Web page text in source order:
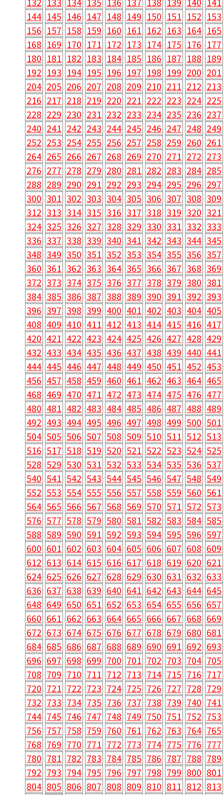
144 145 146 147 148 149 150 151 152 153
156 157 158 159 160 161 162 163 164 165
168 169 170 171 172 173 174 175 176 177
180 181 182 183 184 185 186 187 188 189
192 193 194 195 196 197 198 199 200 201
204 205 206 207 208 209 210 211 212 213
216 217 218 219 220 221 222 223 224 225
228 229 230 231 232 233 234 235 236 237
240 241 242 243 244 245 246 247 248 249
252 253 254 255 256 257 258 259 260 261
264 265 266 267 268 269 270 271 272 273
276 277 278 279 280 281 282 283 284 285
288 289 290 291 292 293 294 295 296 297
300 301 302 303 304 305 306 307 308 309
312 313 314 315 316 317 318 319 320 321
324 325 326 327 328 329 330 331 332 333
336 337 338 339 340 341 342 343 344 345
348 349 350 351 352 353 354 355 356 357
360 361 362 363 364 365 366 367 368 369
372 373 374 375 376 377 378 379 380 381
384 385 386 387 388 389 390 391 392 393
396 397 398 399 400 401 402 403 404 405
408 409 410 411 412 413 414 415 416 417
420 421 422 423 424 425 426 427 428 429
432 433 434 435 436 437 438 439 440 441
444 445 446 447 448 449 450 451 452 453
456 457 458 459 460 461 462 463 464 465
468 469 470 471 472 473 474 475 476 477
480 481 482 483 484 485 486 487 488 489
492 493 494 495 496 497 498 499 500 501
504 505 506 507 508 509 510 511 512 513
516 517 518 519 520 521 522 523 524 525
528 529 530 531 532 533 534 535 536 537
540 541 542 543 544 545 546 547 548 549
552 553 554 555 556 557 558 559 560 561
564 565 566 567 568 569 570 571 572 573
576 577 578 579 580 581 582 583 584 585
588 589 590 591 592 593 594 595 596 597
600 601 602 603 604 605 606 607 608 609
612 613 614 615 616 617 618 619 620 621
624 625 626 627 628 629 630 631 632 633
636 637 638 639 640 641 642 643 644 645
648 649 650 651 652 653 654 655 656 657
660 661 662 663 664 665 666 667 668 669
672 673 674 675 676 677 678 679 680 681
684 685 686 687 688 689 690 691 692 693
696 697 698 699 700 701 702 703 704 705
708 709 710 711 712 713 714 715 716 717
720 721 722 723 724 725 726 727 728 729
732 733 734 735 736 737 738 739 740 741
744 745 746 747 748 749 750 751 752 753
756 757 758 759 760 761 762 763 764 765
768 769 770 771 772 773 774 775 776 777
780 781 782 783 784 785 786 787 788 789
792 793 794 795 796 797 798 799 800 801
804 805 806 807 808 809 810 811 812 813